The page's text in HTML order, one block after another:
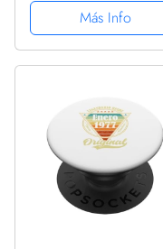
PopGrip Intercambiable
Más Info